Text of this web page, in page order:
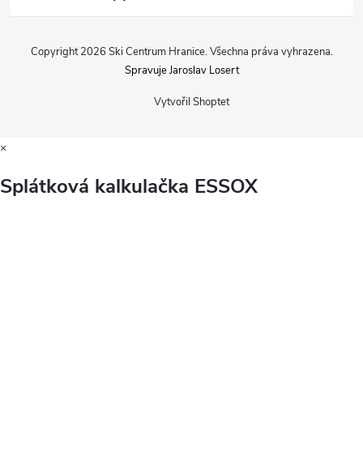
Vytvořil Shoptet
Copyright 2026 Ski Centrum Hranice. Všechna práva vyhrazena.
Spravuje Jaroslav Losert
×
Splátková kalkulačka ESSOX